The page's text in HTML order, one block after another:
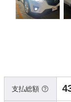
支払総額